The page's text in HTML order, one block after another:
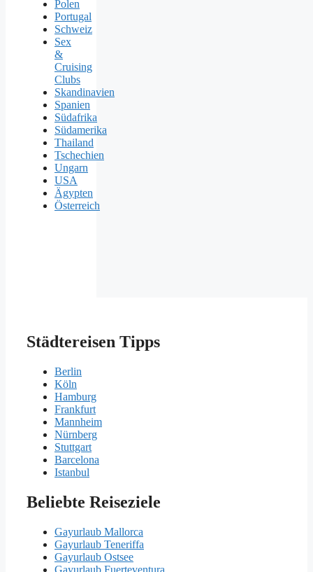
Polen
Portugal
Schweiz
Sex
&
Cruising
Clubs
Skandinavien
Spanien
Südafrika
Südamerika
Thailand
Tschechien
Ungarn
USA
Ägypten
Österreich
Städtereisen Tipps
Berlin
Köln
Hamburg
Frankfurt
Mannheim
Nürnberg
Stuttgart
Barcelona
Istanbul
Beliebte Reiseziele
Gayurlaub Mallorca
Gayurlaub Teneriffa
Gayurlaub Ostsee
Gayurlaub Fuerteventura